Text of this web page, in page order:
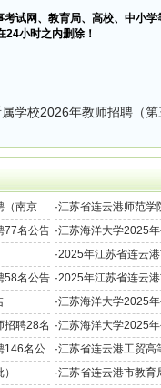
试网、教育局、高校、中小
小时之内删除！
学校2026年教师招聘（
（南京
·江苏省连云港师范学
生、硕士研究生公告
77名公告 ·江苏海洋大学2025
·2025年江苏省连云
58名公告 ·2025年江苏省连云
公告
·江苏海洋大学2025
招聘28名 ·江苏海洋大学2025
146名公
·江苏省连云港工贸高
院）2024年公开招聘
·江苏省连云港市教育